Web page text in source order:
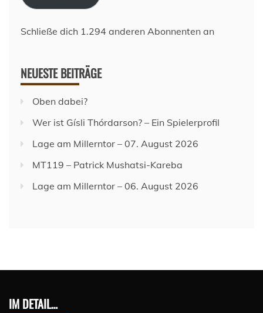
Schließe dich 1.294 anderen Abonnenten an
NEUESTE BEITRÄGE
Oben dabei?
Wer ist Gísli Thórdarson? – Ein Spielerprofil
Lage am Millerntor – 07. August 2026
MT119 – Patrick Mushatsi-Kareba
Lage am Millerntor – 06. August 2026
IM DETAIL…